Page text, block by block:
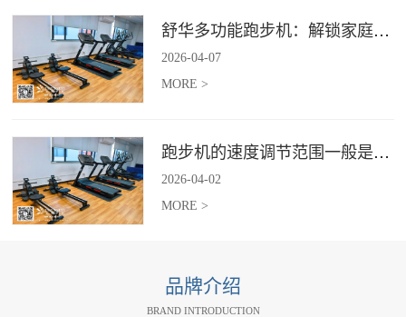
舒华多功能跑步机：解锁家庭健身新体验（体楷体育）
2026-04-07
MORE >
跑步机的速度调节范围一般是多少？
2026-04-02
MORE >
品牌介绍
BRAND INTRODUCTION